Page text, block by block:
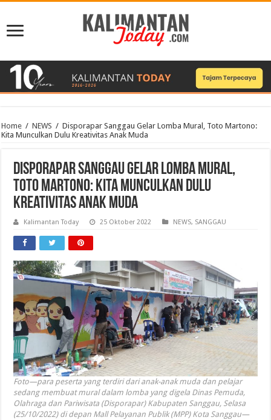
Home / NEWS / Disporapar Sanggau Gelar Lomba Mural, Toto Martono:
Kita Munculkan Dulu Kreativitas Anak Muda
Disporapar Sanggau Gelar Lomba Mural,
Toto Martono: Kita Munculkan Dulu
Kreativitas Anak Muda
Kalimantan Today 25 Oktober 2022 NEWS, SANGGAU
Foto—para peserta yang terdiri dari anak-anak muda dan pelajar
sedang membuat mural dalam lomba yang digela Dinas Pemuda,
Olahraga dan Pariwisata (Disporapar) Kabupaten Sanggau, Selasa
(25/10/2022) di depan Mall Pelayanan Publik (MPP) Kota Sanggau—